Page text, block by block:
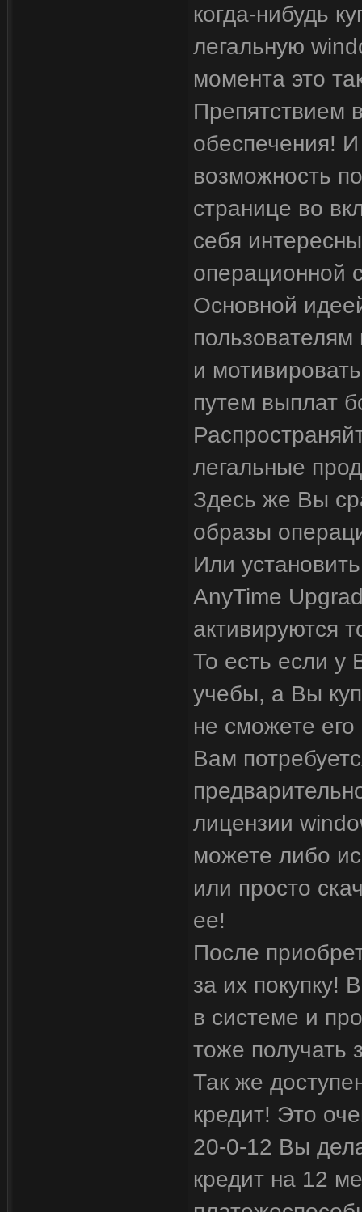
когда-нибудь
легальную
момента это
Препятствием
обеспечения!
возможность
странице во
себя
операционной
Основной
и
путем выплат
легальные
Здесь же Вы
образы
Или
AnyTime
активируются
То есть если у
учебы, а Вы
не сможете
Вам
лицензии
можете либо
или просто
ее!
После
за их покупку!
в системе и
тоже получать
Так же
кредит! Это
20-0-12 Вы
кредит на 12